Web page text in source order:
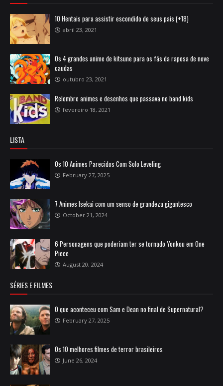
10 Hentais para assistir escondido de seus pais (+18)
abril 23, 2021
Os 4 grandes anime de kitsune para os fãs da raposa de nove
caudas
outubro 23, 2021
Relembre animes e desenhos que passava no band kids
fevereiro 18, 2021
LISTA
Os 10 Animes Parecidos Com Solo Leveling
February 27, 2025
7 Animes Isekai com um senso de grandeza gigantesco
October 21, 2024
6 Personagens que poderiam ter se tornado Yonkou em One
Piece
August 20, 2024
SÉRIES E FILMES
O que aconteceu com Sam e Dean no final de Supernatural?
February 27, 2025
Os 10 melhores filmes de terror brasileiros
June 26, 2024